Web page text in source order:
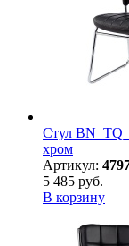
Стул
хром
Артикул:
5 485 руб.
В корзину